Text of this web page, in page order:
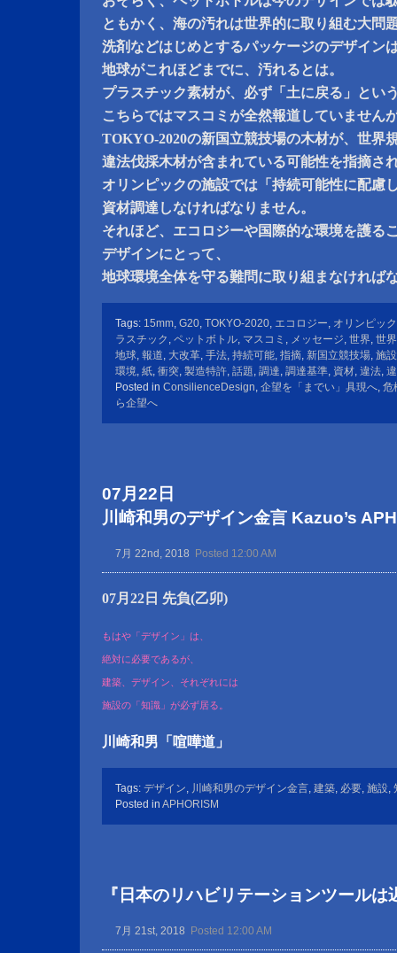
ともかく、海の汚れは世界的に取り組む大問
洗剤などはじめとするパッケージのデザイン
地球がこれほどまでに、汚れるとは。
プラスチック素材が、必ず「土に戻る」とい
こちらではマスコミが全然報道していません
TOKYO-2020の新国立競技場の木材が、世界
違法伐採木材が含まれている可能性を指摘さ
オリンピックの施設では「持続可能性に配慮
資材調達しなければなりません。
それほど、エコロジーや国際的な環境を護る
デザインにとって、
地球環境全体を守る難問に取り組まなければ
Tags: 15mm, G20, TOKYO-2020, エコロジー, オリンピック
ラスチック , ペットボトル, マスコミ , メッセージ, 世界, 世
地球, 報道, 大改革, 手法, 持続可能, 指摘, 新国立競技場, 施設
環境, 紙, 衝突, 製造特許, 話題, 調達, 調達基準, 資材, 違法,
Posted in ConsilienceDesign, 企望を「までい」具現へ, 危
ら企望へ
07月22日
川崎和男のデザイン金言 Kazuo’s
7月 22nd, 2018 Posted 12:00 AM
07月22日 先負(乙卯)
もはや「デザイン」は、
絶対に必要であるが、
建築、デザイン、それぞれには
施設の「知識」が必ず居る。
川崎和男「喧嘩道」
Tags: デザイン, 川崎和男のデザイン金言, 建築, 必要, 施設,
Posted in APHORISM
『日本のリハビリテーションツールは
7月 21st, 2018 Posted 12:00 AM